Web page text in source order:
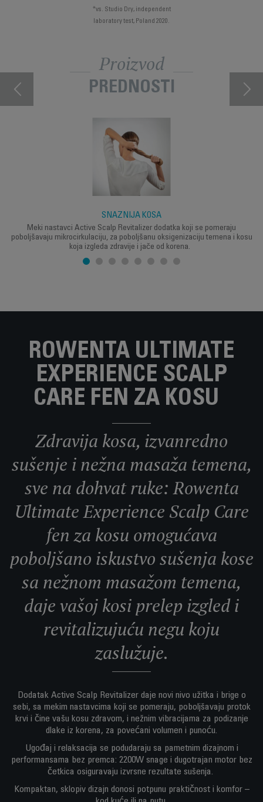
*vs. Studio Dry, independent
laboratory test, Poland 2020.
Proizvod
PREDNOSTI
SNAŽNIJA KOSA
Meki nastavci Active Scalp Revitalizer dodatka koji se pomeraju
poboljšavaju mikrocirkulaciju, za poboljšanu oksigenizaciju temena i kosu
koja izgleda zdravije i jače od korena.
ROWENTA ULTIMATE
EXPERIENCE SCALP
CARE FEN ZA KOSU
Zdravija kosa, izvanredno
sušenje i nežna masaža temena,
sve na dohvat ruke: Rowenta
Ultimate Experience Scalp Care
fen za kosu omogućava
poboljšano iskustvo sušenja kose
sa nežnom masažom temena,
daje vašoj kosi prelep izgled i
revitalizujuću negu koju
zaslužuje.
Dodatak Active Scalp Revitalizer daje novi nivo užitka i brige o
sebi, sa mekim nastavcima koji se pomeraju, poboljšavaju protok
krvi i čine vašu kosu zdravom, i nežnim vibracijama za podizanje
dlake iz korena, za povećani volumen i punoću.
Ugođaj i relaksacija se podudaraju sa pametnim dizajnom i
performansama bez premca: 2200W snage i dugotrajan motor bez
četkica osiguravaju izvrsne rezultate sušenja.
Kompaktan, sklopiv dizajn donosi potpunu praktičnost i komfor –